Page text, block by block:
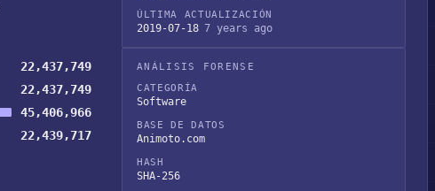
22,437,749
22,437,749
45,406,966
22,439,717
ÚLTIMA ACTUALIZACIÓN
2019-07-18 7 years ago
ANÁLISIS FORENSE
CATEGORÍA
Software
BASE DE DATOS
Animoto.com
HASH
SHA-256